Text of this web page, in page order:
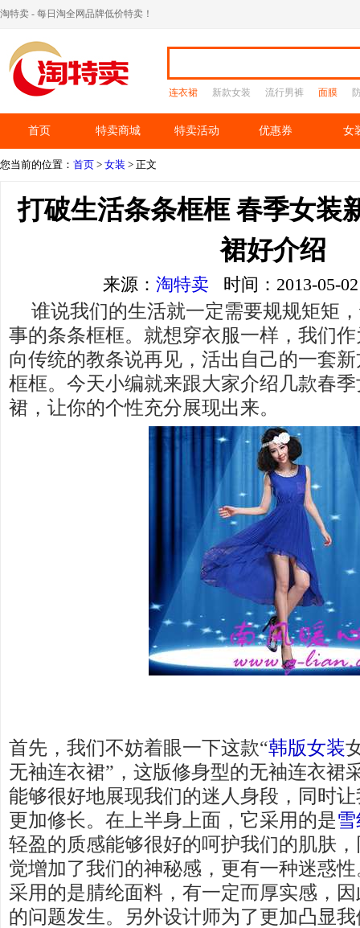
淘特卖 - 每日淘全网品牌低价特卖！
连衣裙 新款女装 流行男裤 面膜
首页 特卖商城 特卖活动 优惠券 女
您当前的位置： 首页 > 女装 > 正文
打破生活条条框框 春季女装
裙好介绍
来源： 淘特卖 时间：2013-05-
谁说我们的生活就一定需要规规矩矩
事的条条框框。就想穿衣服一样，我们
向传统的教条说再见，活出自己的一套
框框。今天小编就来跟大家介绍几款春
裙，让你的个性充分展现出来。
首先，我们不妨着眼一下这款“韩版女装
无袖连衣裙”，这版修身型的无袖连衣裙
能够很好地展现我们的迷人身段，同时
更加修长。在上半身上面，它采用的是
轻盈的质感能够很好的呵护我们的肌肤
觉增加了我们的神秘感，更有一种迷惑
采用的是腈纶面料，有一定而厚实感，
的问题发生。另外设计师为了更加凸显